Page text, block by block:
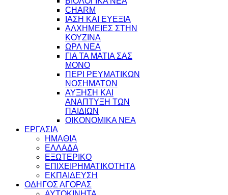
CHARM
ΙΑΣΗ ΚΑΙ ΕΥΕΞΙΑ
ΑΛΧΗΜΕΙΕΣ ΣΤΗΝ
ΚΟΥΖΙΝΑ
ΩΡΛ ΝEA
ΓΙΑ ΤΑ ΜΑΤΙΑ ΣΑΣ
ΜΟΝΟ
ΠΕΡΙ ΡΕΥΜΑΤΙΚΩΝ
ΝΟΣΗΜΑΤΩΝ
ΑΥΞΗΣΗ ΚΑΙ
ΑΝΑΠΤΥΞΗ ΤΩΝ
ΠΑΙΔΙΩΝ
ΟΙΚΟΝΟΜΙΚΑ ΝΕΑ
ΕΡΓΑΣΙΑ
ΗΜΑΘΙΑ
ΕΛΛΑΔΑ
ΕΞΩΤΕΡΙΚΟ
ΕΠΙΧΕΙΡΗΜΑΤΙΚΟΤΗΤΑ
ΕΚΠΑΙΔΕΥΣΗ
ΟΔΗΓΟΣ ΑΓΟΡΑΣ